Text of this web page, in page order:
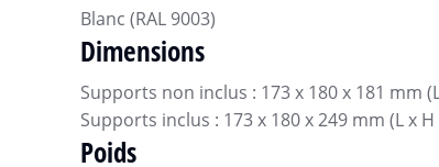
Blanc (RAL 9003)
Dimensions
Supports non inclus : 173 x 180 x 181 mm
Supports inclus : 173 x 180 x 249 mm (L x H
Poids